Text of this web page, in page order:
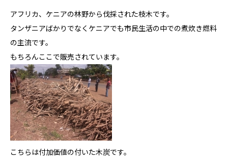
アフリカ、ケニアの林野から伐採された枝木です。
タンザニアばかりでなくケニアでも市民生活の中での煮炊き燃料
の主流です。
もちろんここで販売されています。
こちらは付加価値の付いた木炭です。